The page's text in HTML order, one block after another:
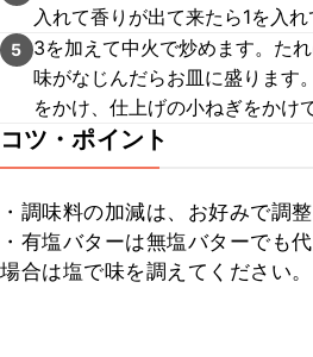
入れて香りが出て来たら1を入れ
5
3を加えて中火で炒めます。た
味がなじんだらお皿に盛ります
をかけ、仕上げの小ねぎをかけ
コツ・ポイント
・調味料の加減は、お好みで調
・有塩バターは無塩バターでも
場合は塩で味を調えてください。